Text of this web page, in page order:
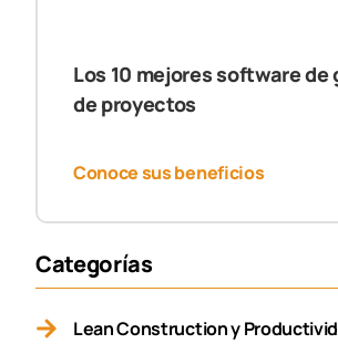
Los 10 mejores software de
de proyectos
Conoce sus beneficios
Categorías
Lean Construction y